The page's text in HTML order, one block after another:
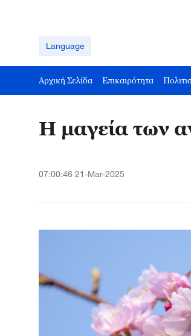
Language
Αρχική Σελίδα Επικαιρότητα
Η μαγεία των
07:00:46 21-Mar-2025